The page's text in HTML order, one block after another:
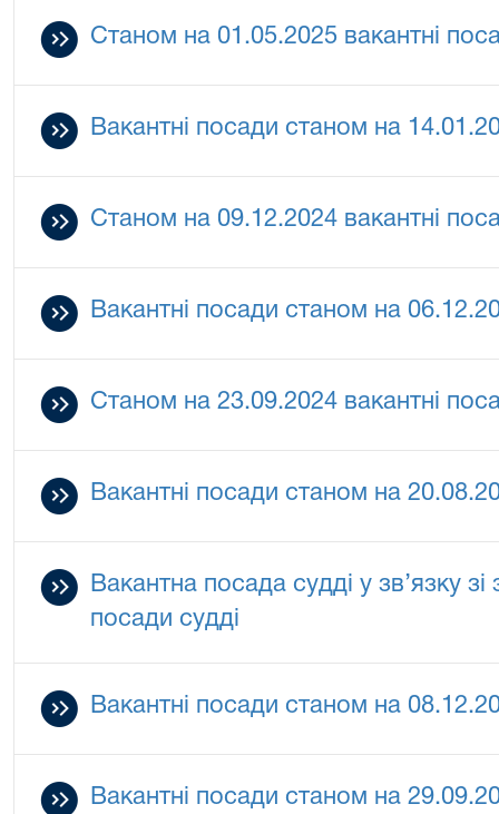
Станом на 01.05.2025 вакантні
Вакантні посади станом на
Станом на 09.12.2024 вакантні
Вакантні посади станом на
Станом на 23.09.2024 вакантні
Вакантні посади станом на
Вакантна посада судді у зв’язку
посади судді
Вакантні посади станом на
Вакантні посади станом на